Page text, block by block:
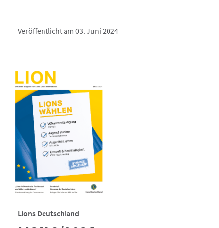
Veröffentlicht am 03. Juni 2024
Lions Deutschland